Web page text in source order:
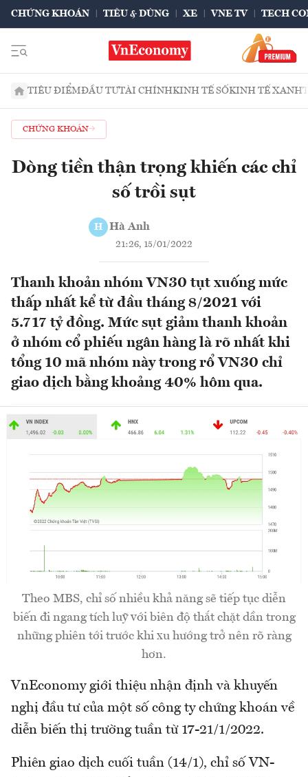
CHỨNG KHOÁN TIÊU & DÙNG XE VNE TV TECH
TIÊU ĐIỂMĐẦU TƯTÀI CHÍNHKINH TẾ SỐKINH TẾ XANH
CHỨNG KHOÁN
Dòng tiền thận trọng khiến các chỉ
số trồi sụt
H Hà Anh
21:26, 15/01/2022
Thanh khoản nhóm VN30 tụt xuống mức
thấp nhất kể từ đầu tháng 8/2021 với
5.717 tỷ đồng. Mức sụt giảm thanh khoản
ở nhóm cổ phiếu ngân hàng là rõ nhất khi
tổng 10 mã nhóm này trong rổ VN30 chỉ
giao dịch bằng khoảng 40% hôm qua.
Theo MBS, chỉ số nhiều khả năng sẽ tiếp tục diễn
biến đi ngang tích luỹ với biên độ thắt chặt dần trong
những phiên tới trước khi xu hướng trở nên rõ ràng
hơn.
VnEconomy giới thiệu nhận định và khuyến
nghị đầu tư của một số công ty chứng khoán về
diễn biến thị trường tuần từ 17-21/1/2022.
Phiên giao dịch cuối tuần (14/1), chỉ số VN-